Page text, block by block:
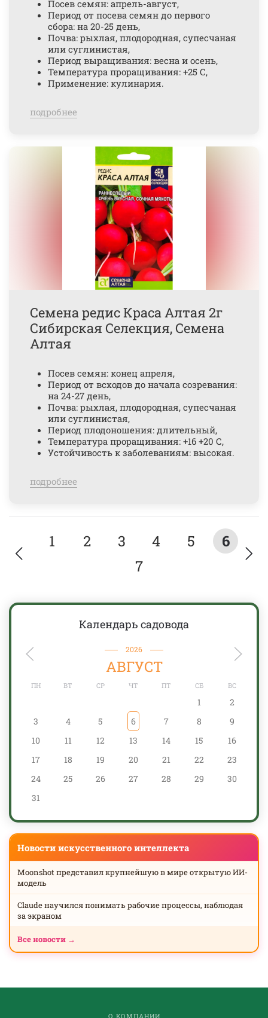
Посев семян: апрель-август,
Период от посева семян до первого
сбора: на 20-25 день,
Почва: рыхлая, плодородная, супесчаная
или суглинистая,
Период выращивания: весна и осень,
Температура проращивания: +25 С,
Применение: кулинария.
подробнее
Семена редис Краса Алтая 2г
Сибирская Селекция, Семена
Алтая
Посев семян: конец апреля,
Период от всходов до начала созревания:
на 24-27 день,
Почва: рыхлая, плодородная, супесчаная
или суглинистая,
Период плодоношения: длительный,
Температура проращивания: +16 +20 С,
Устойчивость к заболеваниям: высокая.
подробнее
1 2 3 4 5
6
7
Календарь садовода
2026
АВГУСТ
ПН ВТ СР ЧТ ПТ СБ ВС
1
2
3
4 5 6 7 8
9
10
11 12 13 14 15
16
17
18 19 20 21 22
23
24
25 26 27 28 29
30
31
Новости искусственного интеллекта
Moonshot представил крупнейшую в мире открытую ИИ-
модель
Claude научился понимать рабочие процессы, наблюдая
за экраном
Все новости →
О КОМПАНИИ